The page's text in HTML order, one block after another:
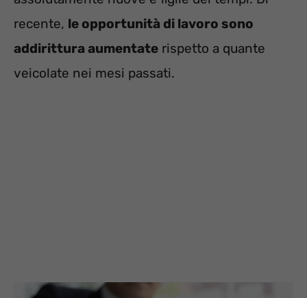
recente, le opportunità di lavoro sono
addirittura aumentate rispetto a quante
veicolate nei mesi passati.